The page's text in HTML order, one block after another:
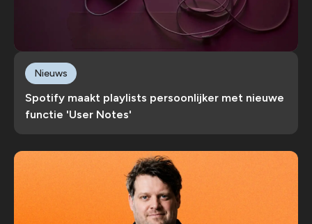
Spotify maakt playlists persoonlijker met nieuwe
functie 'User Notes'
Nieuws